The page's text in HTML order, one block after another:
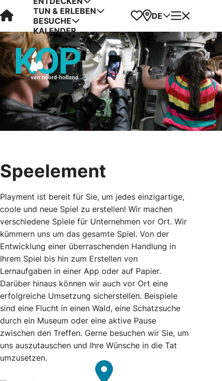
Visit Kop van Holland
TUN & ERLEBEN
BESUCHE
KALENDER
Favoriten
Karte
DE Menü
Speelement
Playment ist bereit für Sie, um jedes einzigartige,
coole und neue Spiel zu erstellen! Wir machen
verschiedene Spiele für Unternehmen vor Ort. Wir
kümmern uns um das gesamte Spiel. Von der
Entwicklung einer überraschenden Handlung in
Ihrem Spiel bis hin zum Erstellen von
Lernaufgaben in einer App oder auf Papier.
Darüber hinaus können wir auch vor Ort eine
erfolgreiche Umsetzung sicherstellen. Beispiele
sind eine Flucht in einen Wald, eine Schatzsuche
durch ein Museum oder eine aktive Pause
zwischen den Treffen. Gerne besuchen wir Sie, um
uns auszutauschen und Ihre Wünsche in die Tat
umzusetzen.